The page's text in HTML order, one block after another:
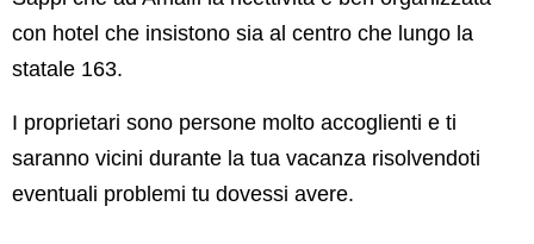
con hotel che insistono sia al centro che lungo la
statale 163.
I proprietari sono persone molto accoglienti e ti
saranno vicini durante la tua vacanza risolvendoti
eventuali problemi tu dovessi avere.